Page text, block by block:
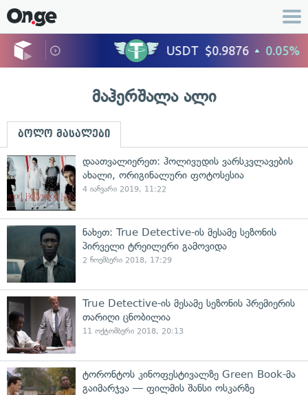
მაჰერშალა ალი
ბოლო მასალები
დაათვალიერეთ: ჰოლივუდის ვარსკვლავების
ახალი, ორიგინალური ფოტოსესია
4 იანვარი 2019, 11:22
ნახეთ: True Detective-ის მესამე სეზონის
პირველი ტრეილერი გამოვიდა
2 ნოემბერი 2018, 17:29
True Detective-ის მესამე სეზონის პრემიერის
თარიღი ცნობილია
11 ოქტომბერი 2018, 20:13
ტორონტოს კინოფესტივალზე Green Book-მა
გაიმარჯვა — ფილმის შანსი ოსკარზე